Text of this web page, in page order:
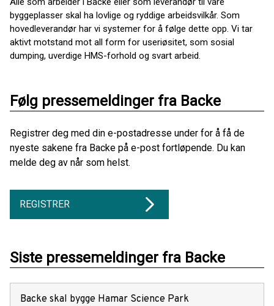
byggeplasser skal ha lovlige og ryddige arbeidsvilkår. Som
hovedleverandør har vi systemer for å følge dette opp. Vi tar
aktivt motstand mot all form for useriøsitet, som sosial
dumping, uverdige HMS-forhold og svart arbeid.
Følg pressemeldinger fra Backe
Registrer deg med din e-postadresse under for å få de
nyeste sakene fra Backe på e-post fortløpende. Du kan
melde deg av når som helst.
REGISTRER
Siste pressemeldinger fra Backe
Backe skal bygge Hamar Science Park